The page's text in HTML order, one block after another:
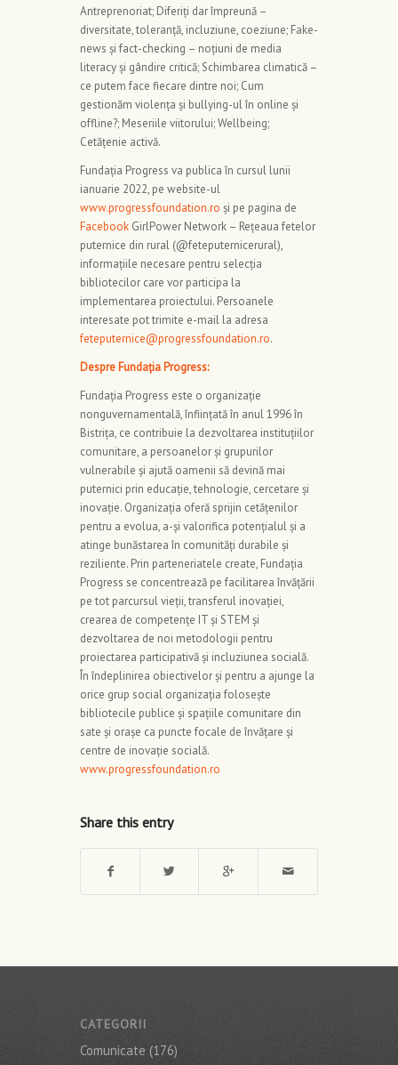
Antreprenoriat; Diferiți dar împreună –
diversitate, toleranță, incluziune, coeziune; Fake-
news și fact-checking – noțiuni de media
literacy și gândire critică; Schimbarea climatică –
ce putem face fiecare dintre noi; Cum
gestionăm violența și bullying-ul în online și
offline?; Meseriile viitorului; Wellbeing;
Cetățenie activă.
Fundația Progress va publica în cursul lunii
ianuarie 2022, pe website-ul
www.progressfoundation.ro și pe pagina de
Facebook GirlPower Network – Rețeaua fetelor
puternice din rural (@feteputernicerural),
informațiile necesare pentru selecția
bibliotecilor care vor participa la
implementarea proiectului. Persoanele
interesate pot trimite e-mail la adresa
feteputernice@progressfoundation.ro.
Despre Fundația Progress:
Fundația Progress este o organizație
nonguvernamentală, înființată în anul 1996 în
Bistrița, ce contribuie la dezvoltarea instituțiilor
comunitare, a persoanelor și grupurilor
vulnerabile și ajută oamenii să devină mai
puternici prin educație, tehnologie, cercetare și
inovație. Organizația oferă sprijin cetățenilor
pentru a evolua, a-și valorifica potențialul și a
atinge bunăstarea în comunități durabile și
reziliente. Prin parteneriatele create, Fundația
Progress se concentrează pe facilitarea învățării
pe tot parcursul vieții, transferul inovației,
crearea de competențe IT și STEM și
dezvoltarea de noi metodologii pentru
proiectarea participativă și incluziunea socială.
În îndeplinirea obiectivelor și pentru a ajunge la
orice grup social organizația folosește
bibliotecile publice și spațiile comunitare din
sate și orașe ca puncte focale de învățare și
centre de inovație socială.
www.progressfoundation.ro
Share this entry
CATEGORII
Comunicate (176)